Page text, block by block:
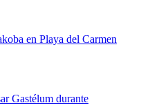
en Playa del Carmen
Gastélum durante